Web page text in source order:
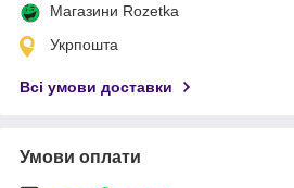
Магазини Rozetka
Укрпошта
Всі умови доставки
Умови оплати